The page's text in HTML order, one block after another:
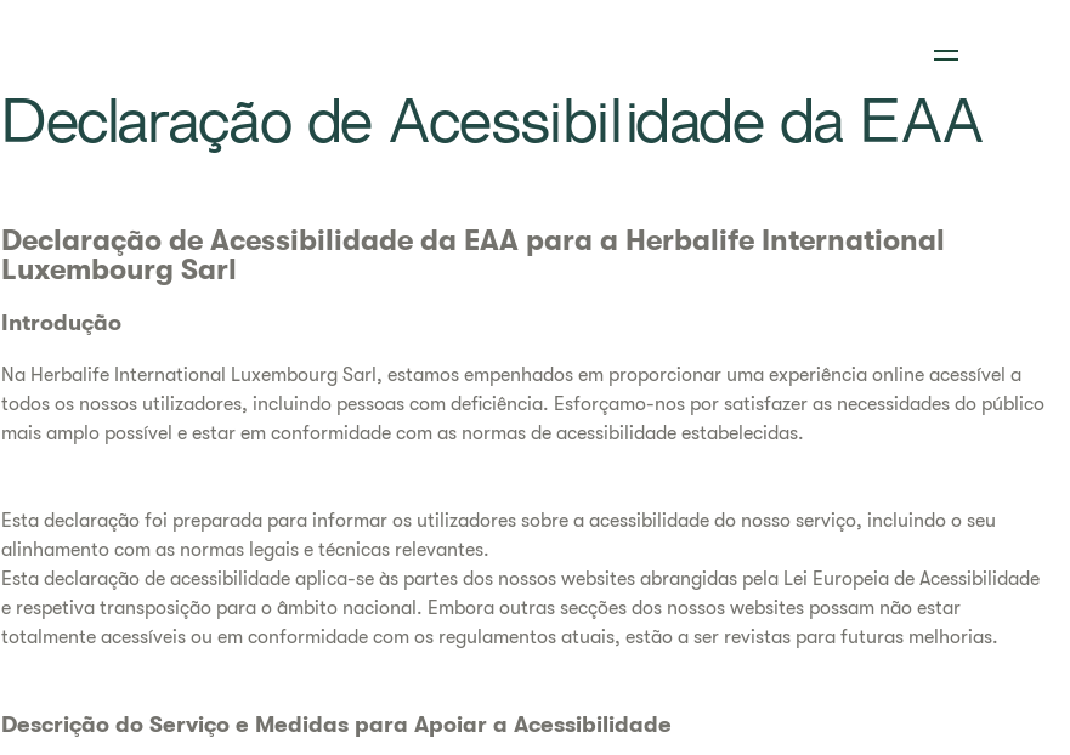
Declaração de Acessibilidade da EAA
Declaração de Acessibilidade da EAA para a Herbalife International
Luxembourg Sarl
Introdução
Na Herbalife International Luxembourg Sarl, estamos empenhados em proporcionar uma experiência online acessível a
todos os nossos utilizadores, incluindo pessoas com deficiência. Esforçamo-nos por satisfazer as necessidades do público
mais amplo possível e estar em conformidade com as normas de acessibilidade estabelecidas.
Esta declaração foi preparada para informar os utilizadores sobre a acessibilidade do nosso serviço, incluindo o seu
alinhamento com as normas legais e técnicas relevantes.
Esta declaração de acessibilidade aplica-se às partes dos nossos websites abrangidas pela Lei Europeia de Acessibilidade
e respetiva transposição para o âmbito nacional. Embora outras secções dos nossos websites possam não estar
totalmente acessíveis ou em conformidade com os regulamentos atuais, estão a ser revistas para futuras melhorias.
Descrição do Serviço e Medidas para Apoiar a Acessibilidade